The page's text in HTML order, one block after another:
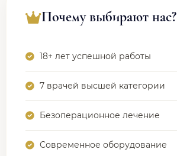
Почему выбирают нас?
18+ лет успешной работы
7 врачей высшей категории
Безоперационное лечение
Современное оборудование